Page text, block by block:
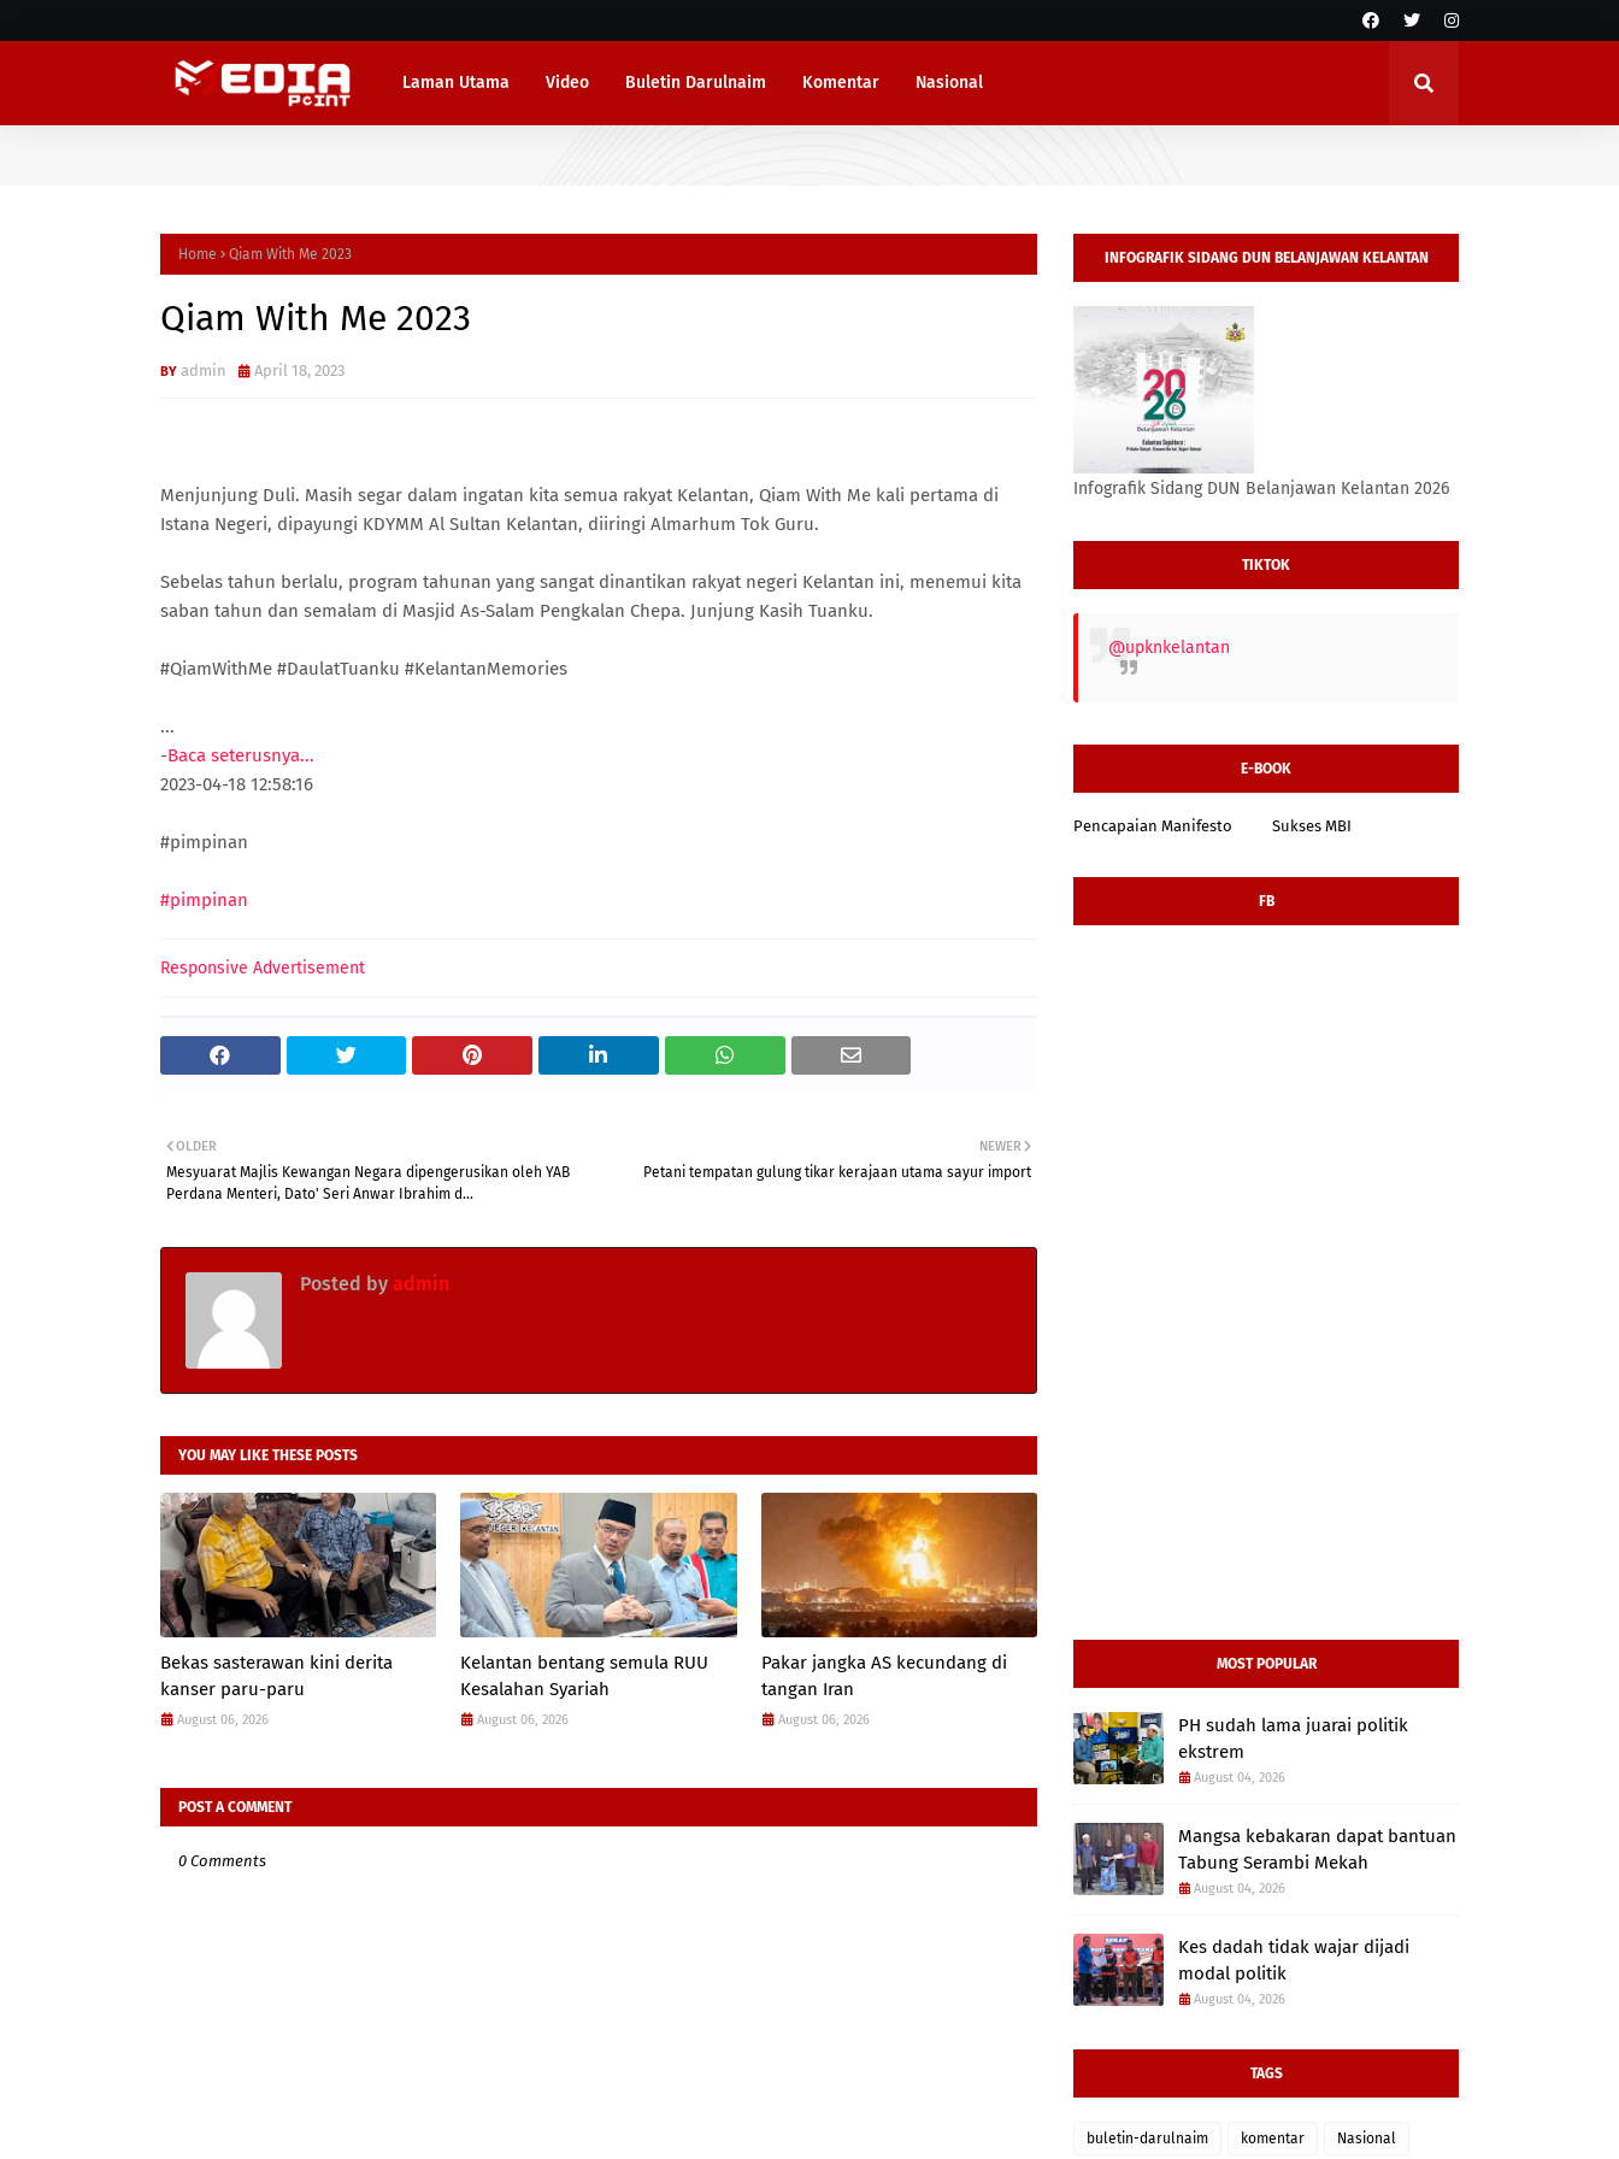
Laman Utama Video Buletin Darulnaim Komentar Nasional
Home Qiam With Me 2023
Qiam With Me 2023
admin April 18, 2023
Menjunjung Duli. Masih segar dalam ingatan kita semua rakyat Kelantan, Qiam With Me kali pertama di
Istana Negeri, dipayungi KDYMM Al Sultan Kelantan, diiringi Almarhum Tok Guru.
Sebelas tahun berlalu, program tahunan yang sangat dinantikan rakyat negeri Kelantan ini, menemui kita
saban tahun dan semalam di Masjid As-Salam Pengkalan Chepa. Junjung Kasih Tuanku.
#QiamWithMe #DaulatTuanku #KelantanMemories
...
-Baca seterusnya...
2023-04-18 12:58:16
#pimpinan
#pimpinan
Responsive Advertisement
NEWER
Petani tempatan gulung tikar kerajaan utama sayur import
OLDER
Mesyuarat Majlis Kewangan Negara dipengerusikan oleh YAB
Perdana Menteri, Dato' Seri Anwar Ibrahim d...
Posted by admin
YOU MAY LIKE THESE POSTS
Bekas sasterawan kini derita
kanser paru-paru
August 06, 2026
Kelantan bentang semula RUU
Kesalahan Syariah
August 06, 2026
Pakar jangka AS kecundang di
tangan Iran
August 06, 2026
POST A COMMENT
0 Comments
INFOGRAFIK SIDANG DUN BELANJAWAN KELANTAN
2026
Infografik Sidang DUN Belanjawan Kelantan 2026
TIKTOK
@upknkelantan
E-BOOK
Pencapaian Manifesto Sukses MBI
FB
MOST POPULAR
PH sudah lama juarai politik
ekstrem
August 04, 2026
Mangsa kebakaran dapat bantuan
Tabung Serambi Mekah
August 04, 2026
Kes dadah tidak wajar dijadi
modal politik
August 04, 2026
TAGS
buletin-darulnaim komentar Nasional